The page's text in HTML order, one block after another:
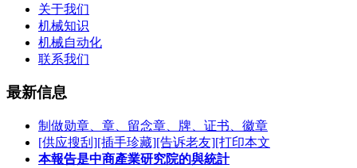
关于我们
机械知识
机械自动化
联系我们
最新信息
制做勋章、章、留念章、牌、证书、徽章
[供应搜刮][插手珍藏][告诉老友][打印本文
本報告是中商產業研究院的與統計